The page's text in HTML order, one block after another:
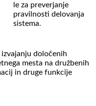
le za preverjanje
pravilnosti delovanja
sistema.
določenih
mesta na družbenih
in druge funkcije